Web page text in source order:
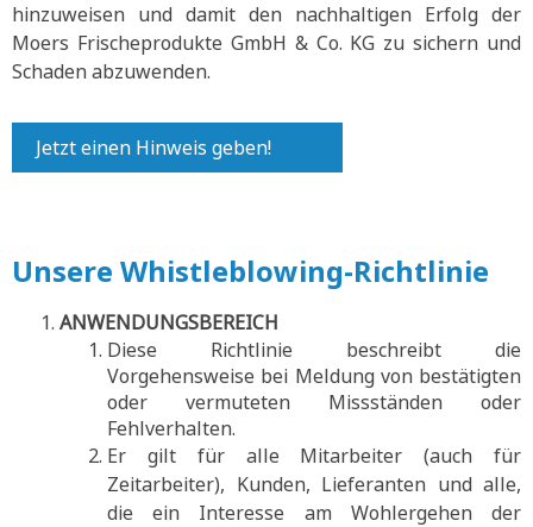
hinzuweisen und damit den nachhaltigen Erfolg der
Moers Frischeprodukte GmbH & Co. KG zu sichern und
Schaden abzuwenden.
Jetzt einen Hinweis geben!
Unsere Whistleblowing-Richtlinie
ANWENDUNGSBEREICH
Diese Richtlinie beschreibt die
Vorgehensweise bei Meldung von bestätigten
oder vermuteten Missständen oder
Fehlverhalten.
Er gilt für alle Mitarbeiter (auch für
Zeitarbeiter), Kunden, Lieferanten und alle,
die ein Interesse am Wohlergehen der